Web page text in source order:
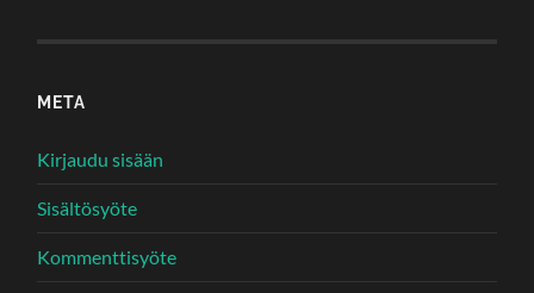
META
Kirjaudu sisään
Sisältösyöte
Kommenttisyöte